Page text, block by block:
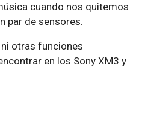
cuando nos quitemos
par de sensores.
otras funciones
en los Sony XM3 y